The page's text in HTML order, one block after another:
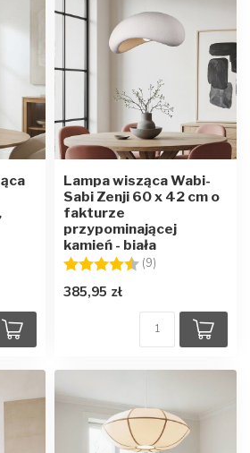
5 gwiazdek
Lampa wisząca Wabi-
Sabi Zenji 60 x 42 cm o
fakturze
przypominającej
kamień - biała
Ocena:
(9)
385,95 zł